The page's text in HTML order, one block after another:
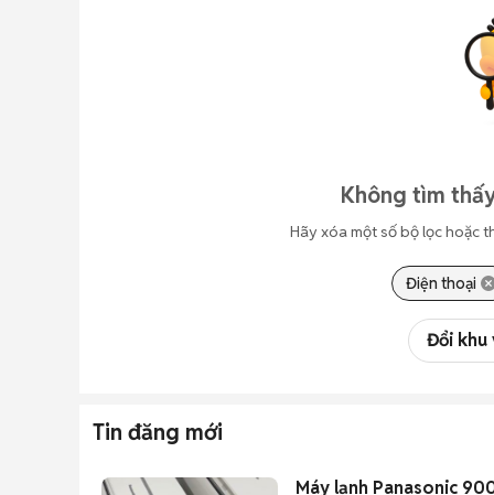
Không tìm
Hãy xóa một số bộ lọc hoặc
Điện thoại
Đổi khu
Tin đăng mới
Máy lạnh Panasonic